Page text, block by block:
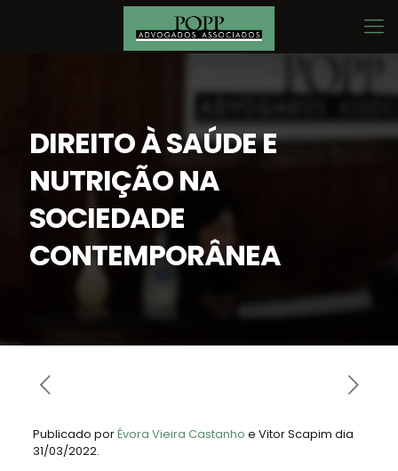
DIREITO À SAÚDE E
NUTRIÇÃO NA
SOCIEDADE
CONTEMPORÂNEA
Publicado porÉvora Vieira Castanho e Vitor Scapim dia
31/03/2022.